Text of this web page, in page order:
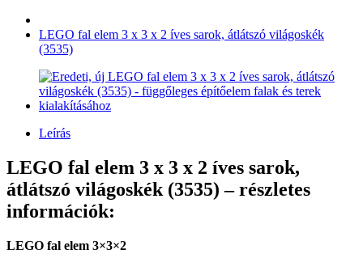
LEGO fal elem 3 x 3 x 2 íves sarok, átlátszó világoskék
(3535)
Leírás
LEGO fal elem 3 x 3 x 2 íves sarok,
átlátszó világoskék (3535) – részletes
információk:
LEGO fal elem 3×3×2